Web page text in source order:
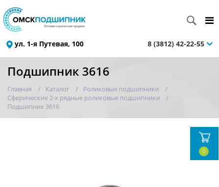
ул. 1-я Путевая, 100 8 (3812) 42-22-55
Подшипник 3616
Главная Каталог
Роликовые подшипники
Сферические 2-х рядные роликовые подшипники
Подшипник 3616
0